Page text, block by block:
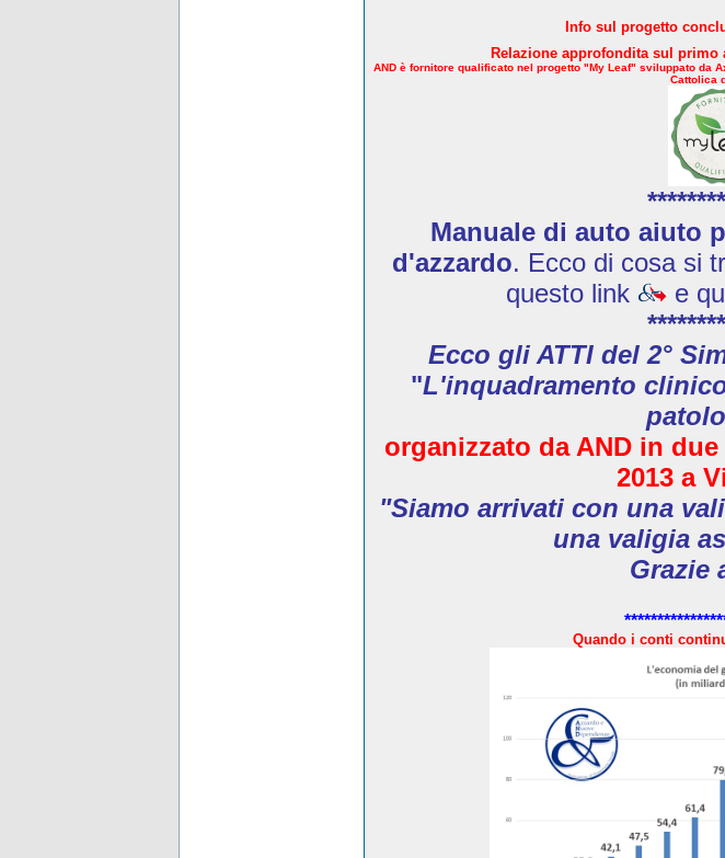
Info sul progetto
Relazione approfondita sul
AND è fornitore qualificato nel progetto "My Leaf" sviluppato da
Cattolica
Manuale di auto aiuto
d'azzardo. Ecco di cosa si
questo link
e
Ecco gli ATTI del 2°
"L'inquadramento
organizzato da AND in
2013a
"Siamo arrivati con una
una valigia
Grazie
Quando i conti